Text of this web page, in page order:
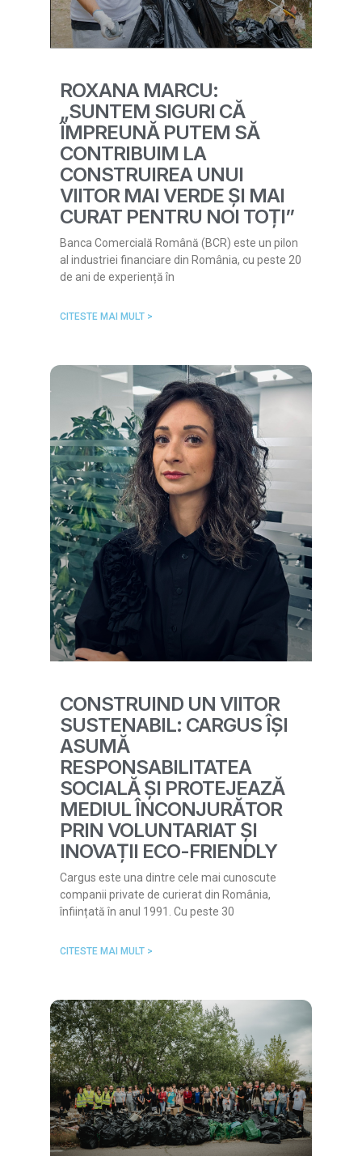
ROXANA MARCU:
„SUNTEM SIGURI CĂ
ÎMPREUNĂ PUTEM SĂ
CONTRIBUIM LA
CONSTRUIREA UNUI
VIITOR MAI VERDE ȘI MAI
CURAT PENTRU NOI TOȚI”
Banca Comercială Română (BCR) este un pilon
al industriei financiare din România, cu peste 20
de ani de experiență în
CITESTE MAI MULT >
CONSTRUIND UN VIITOR
SUSTENABIL: CARGUS ÎȘI
ASUMĂ
RESPONSABILITATEA
SOCIALĂ ȘI PROTEJEAZĂ
MEDIUL ÎNCONJURĂTOR
PRIN VOLUNTARIAT ȘI
INOVAȚII ECO-FRIENDLY
Cargus este una dintre cele mai cunoscute
companii private de curierat din România,
înființată în anul 1991. Cu peste 30
CITESTE MAI MULT >